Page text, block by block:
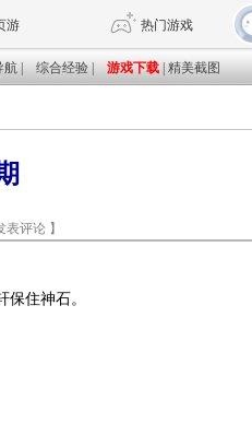
游 热门游戏
兽 DNF 传奇4
表评论】
住神石。